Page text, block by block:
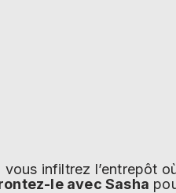
vous infiltrez l’entrepôt
le avec Sasha